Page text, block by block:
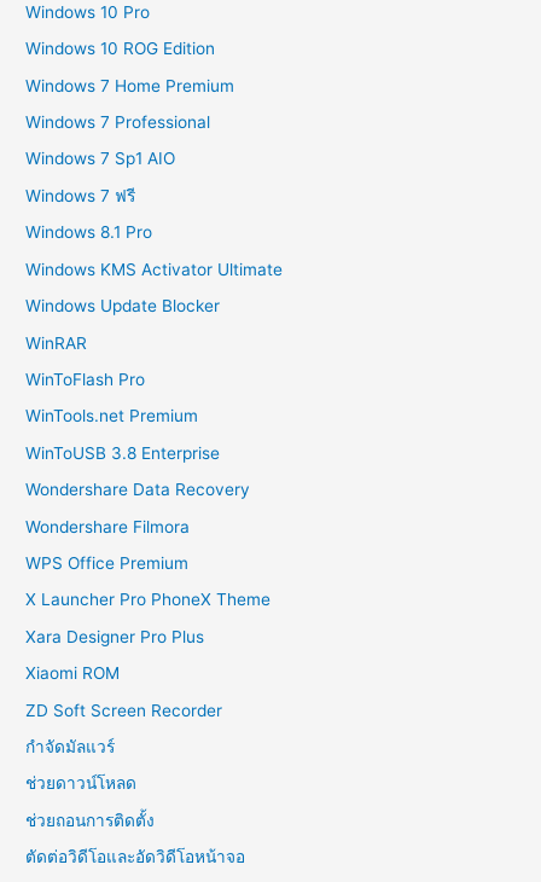
Windows 10 Pro
Windows 10 ROG Edition
Windows 7 Home Premium
Windows 7 Professional
Windows 7 Sp1 AIO
Windows 7 ฟรี
Windows 8.1 Pro
Windows KMS Activator Ultimate
Windows Update Blocker
WinRAR
WinToFlash Pro
WinTools.net Premium
WinToUSB 3.8 Enterprise
Wondershare Data Recovery
Wondershare Filmora
WPS Office Premium
X Launcher Pro PhoneX Theme
Xara Designer Pro Plus
Xiaomi ROM
ZD Soft Screen Recorder
กำจัดมัลแวร์
ช่วยดาวน์โหลด
ช่วยถอนการติดตั้ง
ตัดต่อวิดีโอและอัดวิดีโอหน้าจอ